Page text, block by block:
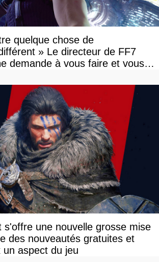
quelque chose de
» Le directeur de FF7
demande à vous faire et vous
s'offre une nouvelle grosse mise
des nouveautés gratuites et
aspect du jeu